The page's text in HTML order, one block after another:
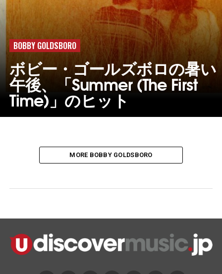
BOBBY GOLDSBORO
ボビー・ゴールズボロの暑い
午後、「Summer (The First
Time)」のヒット
MORE BOBBY GOLDSBORO